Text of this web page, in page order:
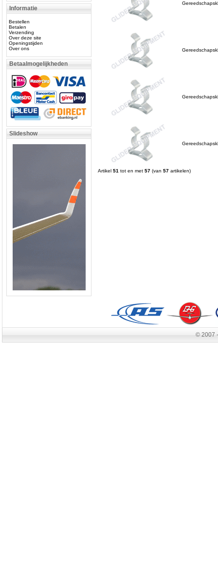
Informatie
Bestellen
Betalen
Verzending
Over deze site
Openingstijden
Over ons
Betaalmogelijkheden
Slideshow
Artikel 51 tot en met 57 (van 57 artikelen)
© 2007